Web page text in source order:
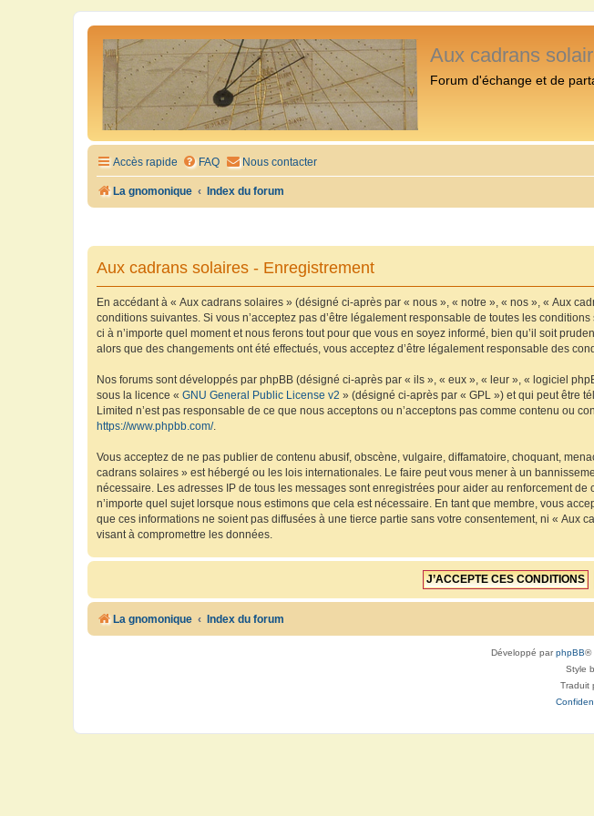
Aux cadrans
Forum d'échange et de
Accès rapide FAQ Nous contacter
La gnomonique Index du forum
Aux cadrans solaires - Enregistrement
En accédant à « Aux cadrans solaires » (désigné ci-après par « nous », « notre », « nos », « Aux
conditions suivantes. Si vous n’acceptez pas d’être légalement responsable de toutes les
ci à n’importe quel moment et nous ferons tout pour que vous en soyez informé, bien qu’il soit
alors que des changements ont été effectués, vous acceptez d’être légalement responsable des
Nos forums sont développés par phpBB (désigné ci-après par « ils », « eux », « leur », « logiciel
sous la licence « GNU General Public License v2 » (désigné ci-après par « GPL ») et qui peut être
Limited n’est pas responsable de ce que nous acceptons ou n’acceptons pas comme contenu ou
https://www.phpbb.com/.
Vous acceptez de ne pas publier de contenu abusif, obscène, vulgaire, diffamatoire, choquant,
cadrans solaires » est hébergé ou les lois internationales. Le faire peut vous mener à un
nécessaire. Les adresses IP de tous les messages sont enregistrées pour aider au renforcement
n’importe quel sujet lorsque nous estimons que cela est nécessaire. En tant que membre, vous
que ces informations ne soient pas diffusées à une tierce partie sans votre consentement, ni «
visant à compromettre les données.
La gnomonique Index du forum
Développé parphpBB®
Style
Traduit